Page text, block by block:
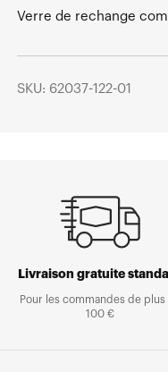
Verre de rechange
SKU: 62037-122-01
Livraison gratuite
Pour les commandes de plus
100 €